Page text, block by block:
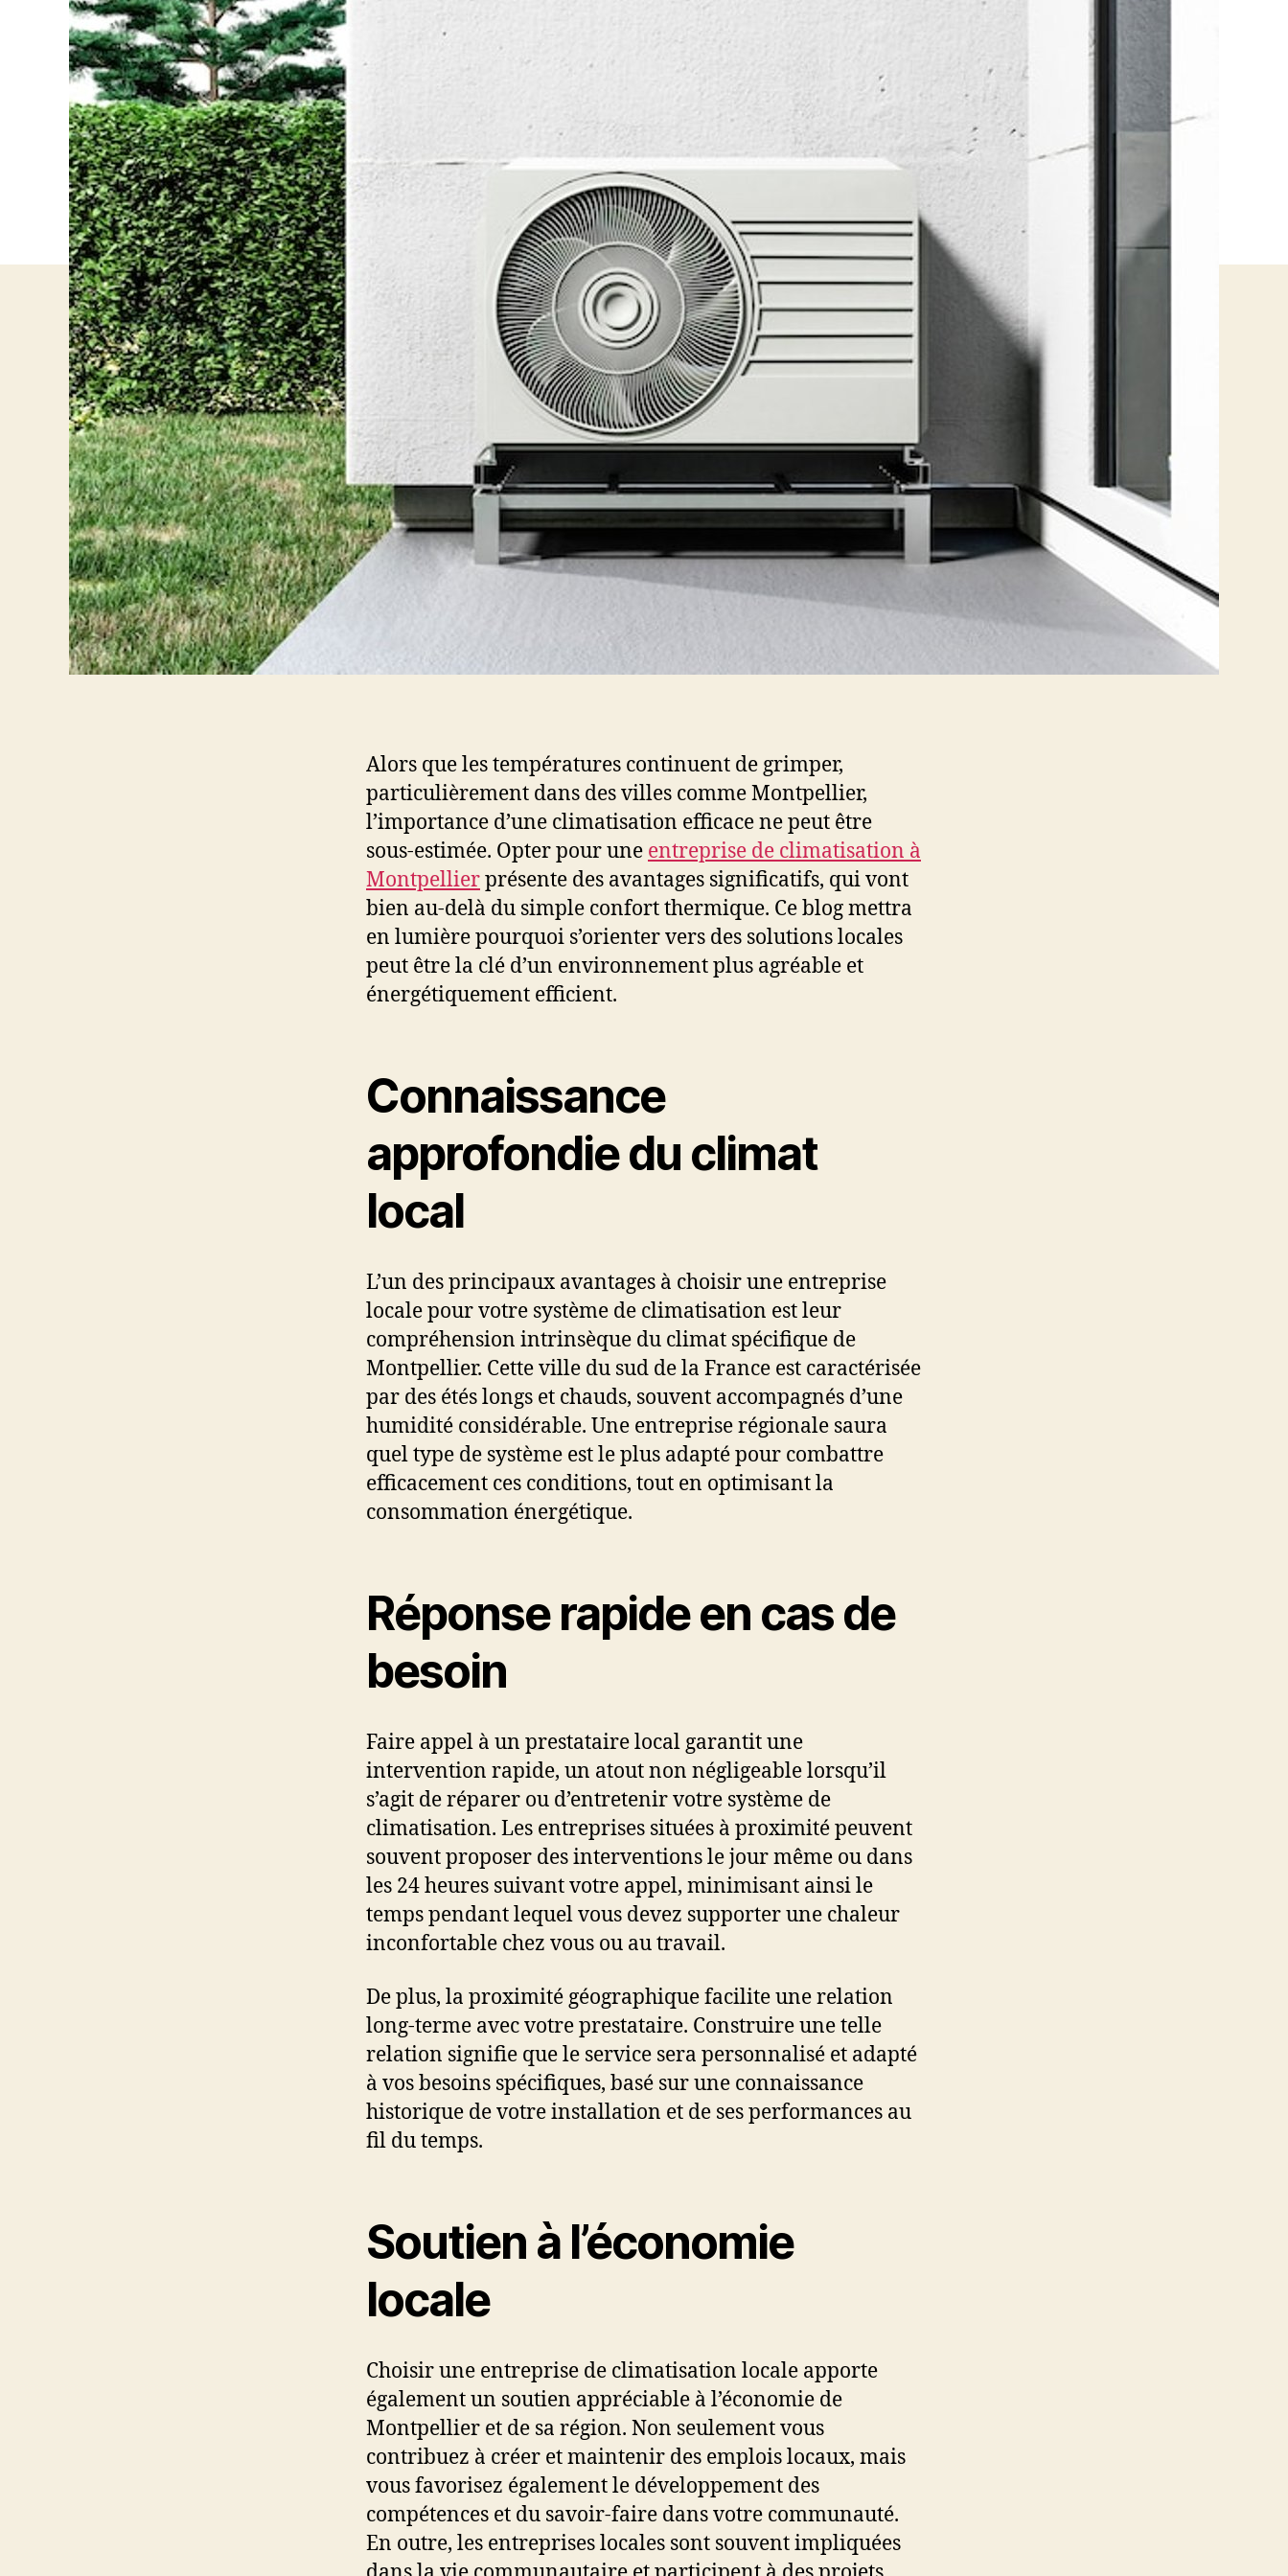
Alors que les températures continuent de grimper,
particulièrement dans des villes comme Montpellier,
l’importance d’une climatisation efficace ne peut être
sous-estimée. Opter pour une entreprise de climatisation à
Montpellierprésente des avantages significatifs, qui vont
bien au-delà du simple confort thermique. Ce blog mettra
en lumière pourquoi s’orienter vers des solutions locales
peut être la clé d’un environnement plus agréable et
énergétiquement efficient.
Connaissance
approfondie du climat
local
L’un des principaux avantages à choisir une entreprise
locale pour votre système de climatisation est leur
compréhension intrinsèque du climat spécifique de
Montpellier. Cette ville du sud de la France est caractérisée
par des étés longs et chauds, souvent accompagnés d’une
humidité considérable. Une entreprise régionale saura
quel type de système est le plus adapté pour combattre
efficacement ces conditions, tout en optimisant la
consommation énergétique.
Réponse rapide en cas de
besoin
Faire appel à un prestataire local garantit une
intervention rapide, un atout non négligeable lorsqu’il
s’agit de réparer ou d’entretenir votre système de
climatisation. Les entreprises situées à proximité peuvent
souvent proposer des interventions le jour même ou dans
les 24 heures suivant votre appel, minimisant ainsi le
temps pendant lequel vous devez supporter une chaleur
inconfortable chez vous ou au travail.
De plus, la proximité géographique facilite une relation
long-terme avec votre prestataire. Construire une telle
relation signifie que le service sera personnalisé et adapté
à vos besoins spécifiques, basé sur une connaissance
historique de votre installation et de ses performances au
fil du temps.
Soutien à l’économie
locale
Choisir une entreprise de climatisation locale apporte
également un soutien appréciable à l’économie de
Montpellier et de sa région. Non seulement vous
contribuez à créer et maintenir des emplois locaux, mais
vous favorisez également le développement des
compétences et du savoir-faire dans votre communauté.
En outre, les entreprises locales sont souvent impliquées